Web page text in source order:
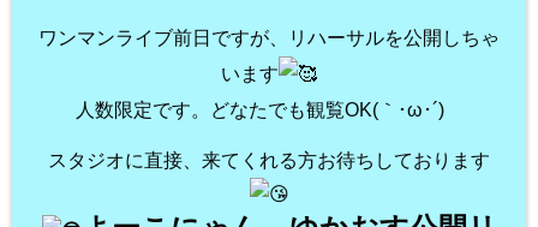
ワンマンライブ前日ですが、リハーサルを公開しちゃ
います
人数限定です。どなたでも観覧OK(｀･ω･´)ゞ
スタジオに直接、来てくれる方お待ちしております